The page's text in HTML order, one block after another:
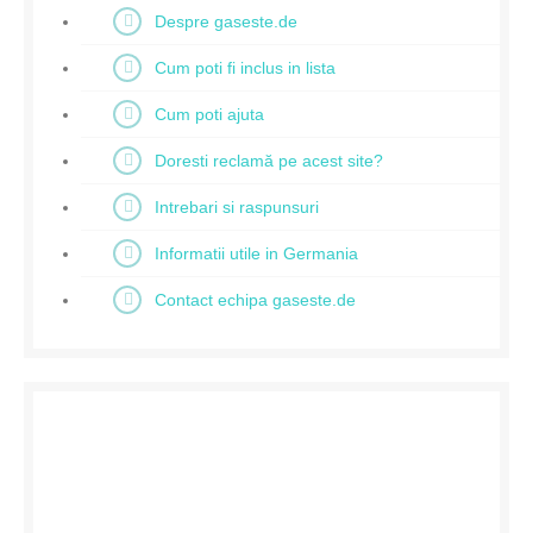
Despre gaseste.de
Cum poti fi inclus in lista
Cum poti ajuta
Doresti reclamă pe acest site?
Intrebari si raspunsuri
Informatii utile in Germania
Contact echipa gaseste.de